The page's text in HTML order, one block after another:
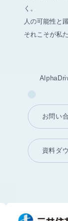
く。
人の可能性と
それこそが私
お問い
資料ダ